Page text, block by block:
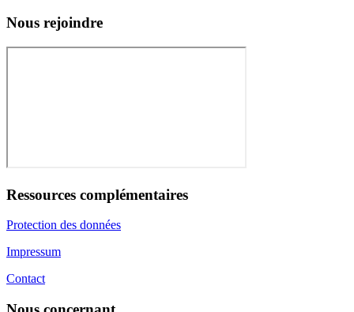
Nous rejoindre
Ressources complémentaires
Protection des données
Impressum
Contact